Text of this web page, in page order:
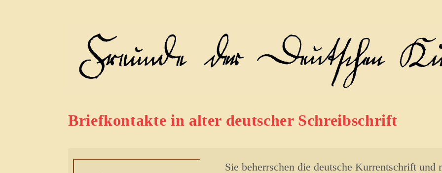
Briefkontakte in alter deutscher Schreibschrift
Sie beherrschen die deutsche Kurrentschrift und